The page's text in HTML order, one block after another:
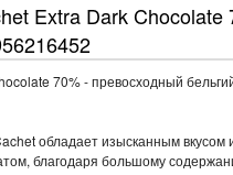
Extra Dark Chocolate
70% - превосходный
обладает изысканным вкусом
благодаря большому